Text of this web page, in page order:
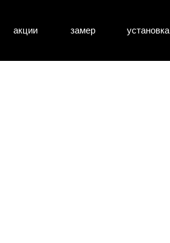
установка
акции замер